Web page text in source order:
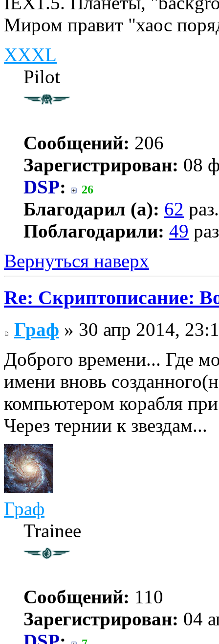
Миром правит "хаос
XXXL
Pilot
Сообщений: 206
Зарегистрирован: 08
DSP: 26
Благодарил (а): 62 раз.
Поблагодарили: 49
Вернуться наверх
Re: Скриптописание:
Граф » 30 апр 2014,
Доброго времени... Где
имени вновь
компьютером корабля
Через тернии к звездам...
Граф
Trainee
Сообщений: 110
Зарегистрирован: 04